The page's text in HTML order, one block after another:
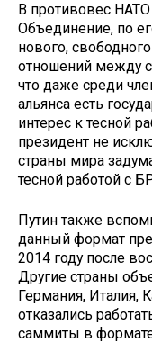
В противовес
Объединение, по
нового,
отношений между
что даже среди
альянса есть
интерес к тесной
президент не
страны мира
тесной работой с
Путин также
данный формат
2014 году после
Другие страны
Германия, Италия,
отказались
саммиты в